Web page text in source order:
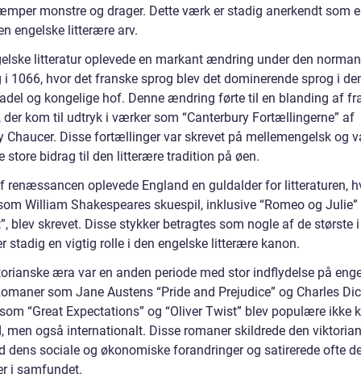
monstre og drager. Dette værk er stadig anerkendt som
engelske litterære arv.
litteratur oplevede en markant ændring under den
i 1066, hvor det franske sprog blev det dominerende sprog i
og kongelige hof. Denne ændring førte til en blanding af
der kom til udtryk i værker som “Canterbury Fortællingerne” af
Chaucer. Disse fortællinger var skrevet på mellemengelsk og
store bidrag til den litterære tradition på øen.
renæssancen oplevede England en guldalder for litteraturen,
William Shakespeares skuespil, inklusive “Romeo og Julie”
blev skrevet. Disse stykker betragtes som nogle af de største
stadig en vigtig rolle i den engelske litterære kanon.
æra var en anden periode med stor indflydelse på
som Jane Austens “Pride and Prejudice” og Charles
“Great Expectations” og “Oliver Twist” blev populære ikke
men også internationalt. Disse romaner skildrede den
dens sociale og økonomiske forandringer og satirerede ofte
i samfundet.